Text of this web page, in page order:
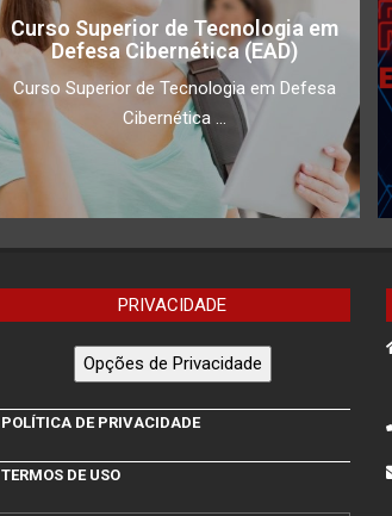
Curso Superior de Tecnologia em
Defesa Cibernética (EAD)
Curso Superior de Tecnologia em Defesa
Cibernética ...
PRIVACIDADE
Opções de Privacidade
POLÍTICA DE PRIVACIDADE
TERMOS DE USO